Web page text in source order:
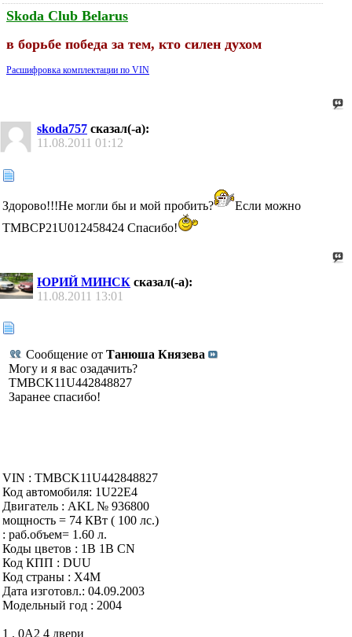
Skoda Club Belarus
в борьбе победа за тем, кто силен духом
Расшифровка комплектации по VIN
skoda757 сказал(-а):
11.08.2011 01:12
Здорово!!!Не могли бы и мой пробить?
Если можно
TMBCP21U012458424 Cпасибо!
ЮРИЙ МИНСК сказал(-а):
11.08.2011 13:01
Сообщение от Танюша Князева
Могу и я вас озадачить?
TMBCK11U442848827
Заранее спасибо!
VIN : TMBCK11U442848827
Код автомобиля: 1U22E4
Двигатель : AKL № 936800
мощность = 74 КВт ( 100 лс.)
: раб.объем= 1.60 л.
Коды цветов : 1B 1B CN
Код КПП : DUU
Код страны : X4M
Дата изготовл.: 04.09.2003
Модельный год : 2004
1 . 0A2 4 двери